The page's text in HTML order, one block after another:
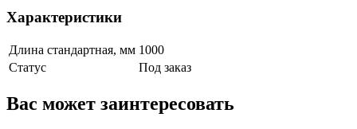
Характеристики
Длина стандартная, мм 1000
Статус
Под заказ
Вас может заинтересовать